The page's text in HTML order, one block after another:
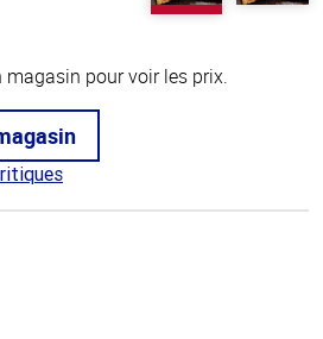
pour voir les prix.